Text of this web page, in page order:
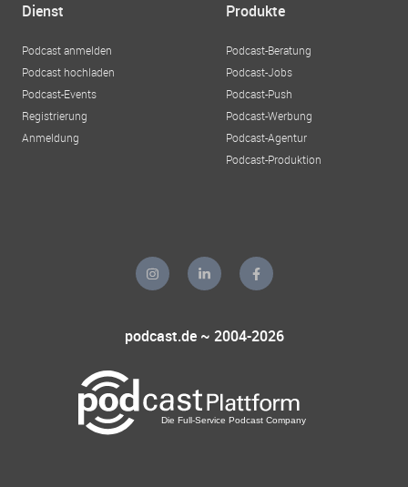
Dienst
Podcast anmelden
Podcast hochladen
Podcast-Events
Registrierung
Anmeldung
Produkte
Podcast-Beratung
Podcast-Jobs
Podcast-Push
Podcast-Werbung
Podcast-Agentur
Podcast-Produktion
podcast.de ~ 2004-2026